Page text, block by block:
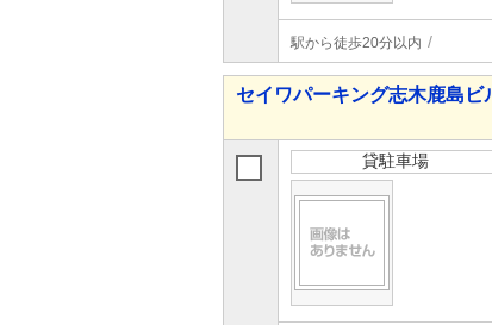
駅から徒歩20分以内
セイワパーキング志木鹿島ビ
貸駐車場